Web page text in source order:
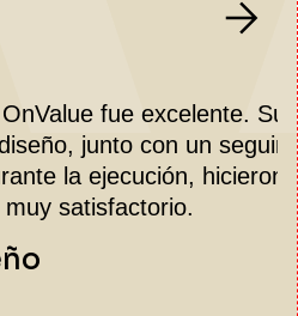
fue excelente.
junto con un
la ejecución, hicieron
satisfactorio.